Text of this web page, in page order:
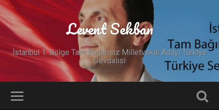
Levent Sekban
İstanbul 1. Bölge Tam Bağımsız Milletvekili Adayı Türkiye
Sevdalısı